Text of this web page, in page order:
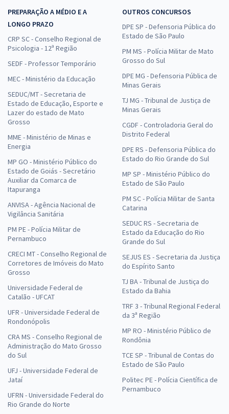
PREPARAÇÃO A MÉDIO E A
LONGO PRAZO
CRP SC - Conselho Regional de
Psicologia - 12ª Região
SEDF - Professor Temporário
MEC - Ministério da Educação
SEDUC/MT - Secretaria de
Estado de Educação, Esporte e
Lazer do estado de Mato
Grosso
MME - Ministério de Minas e
Energia
MP GO - Ministério Público do
Estado de Goiás - Secretário
Auxiliar da Comarca de
Itapuranga
ANVISA - Agência Nacional de
Vigilância Sanitária
PM PE - Polícia Militar de
Pernambuco
CRECI MT - Conselho Regional de
Corretores de Imóveis do Mato
Grosso
Universidade Federal de
Catalão - UFCAT
UFR - Universidade Federal de
Rondonópolis
CRA MS - Conselho Regional de
Administração do Mato Grosso
do Sul
UFJ - Universidade Federal de
Jataí
UFRN - Universidade Federal do
Rio Grande do Norte
OUTROS CONCURSOS
DPE SP - Defensoria Pública do
Estado de São Paulo
PM MS - Polícia Militar de Mato
Grosso do Sul
DPE MG - Defensoria Pública de
Minas Gerais
TJ MG - Tribunal de Justiça de
Minas Gerais
CGDF - Controladoria Geral do
Distrito Federal
DPE RS - Defensoria Pública do
Estado do Rio Grande do Sul
MP SP - Ministério Público do
Estado de São Paulo
PM SC - Polícia Militar de Santa
Catarina
SEDUC RS - Secretaria de
Estado da Educação do Rio
Grande do Sul
SEJUS ES - Secretaria da Justiça
do Espírito Santo
TJ BA - Tribunal de Justiça do
Estado da Bahia
TRF 3 - Tribunal Regional Federal
da 3ª Região
MP RO - Ministério Público de
Rondônia
TCE SP - Tribunal de Contas do
Estado de São Paulo
Politec PE - Polícia Científica de
Pernambuco